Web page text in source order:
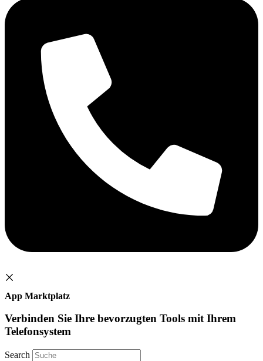
App Marktplatz
Verbinden Sie Ihre bevorzugten Tools mit Ihrem
Telefonsystem
Search